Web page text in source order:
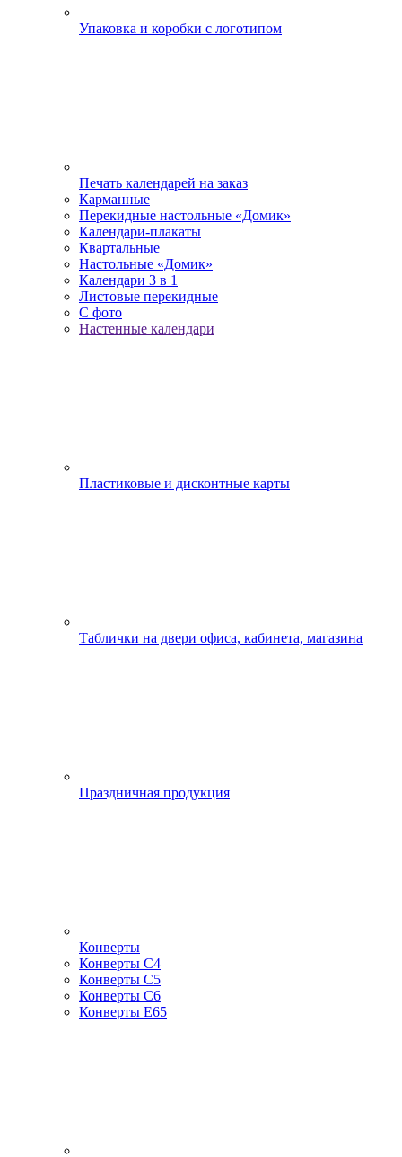
Упаковка и коробки с логотипом
Печать календарей на заказ
Карманные
Перекидные настольные «Домик»
Календари-плакаты
Квартальные
Настольные «Домик»
Календари 3 в 1
Листовые перекидные
С фото
Настенные календари
Пластиковые и дисконтные карты
Таблички на двери офиса, кабинета, магазина
Праздничная продукция
Конверты
Конверты С4
Конверты С5
Конверты С6
Конверты Е65